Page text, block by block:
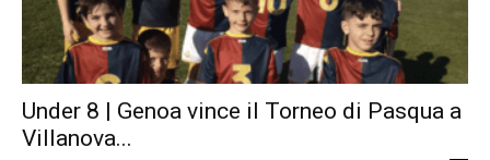
Under 8 | Genoa vince il Torneo di Pasqua a
Villanova...